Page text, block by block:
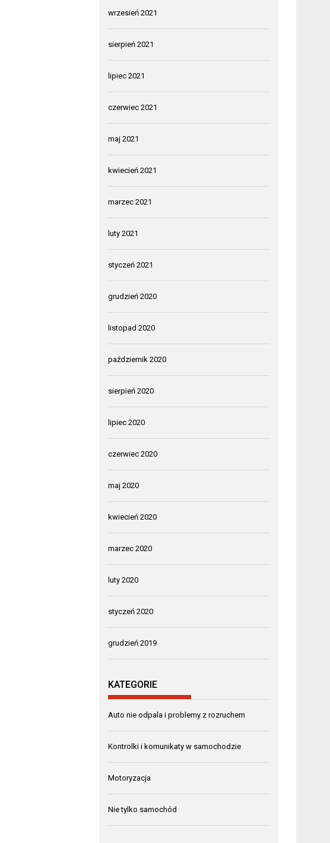
wrzesień 2021
sierpień 2021
lipiec 2021
czerwiec 2021
maj 2021
kwiecień 2021
marzec 2021
luty 2021
styczeń 2021
grudzień 2020
listopad 2020
październik 2020
sierpień 2020
lipiec 2020
czerwiec 2020
maj 2020
kwiecień 2020
marzec 2020
luty 2020
styczeń 2020
grudzień 2019
KATEGORIE
Auto nie odpala i problemy z rozruchem
Kontrolki i komunikaty w samochodzie
Motoryzacja
Nie tylko samochód